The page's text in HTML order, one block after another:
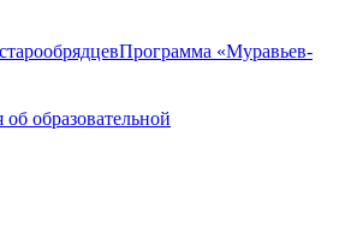
Программа «Муравьев-
образовательной